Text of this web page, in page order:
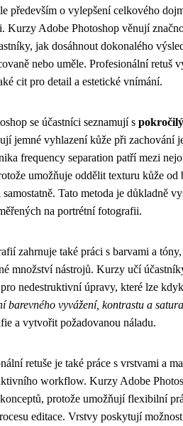
především o vylepšení celkového
Kurzy Adobe Photoshop věnují
jak dosáhnout dokonalého
nebo uměle. Profesionální retuš
cit pro detail a estetické vnímání.
se účastníci seznamují s
jemné vyhlazení kůže při zachování
frequency separation patří mezi
umožňuje oddělit texturu kůže od
Tato metoda je důkladně
na portrétní fotografii.
zahrnuje také práci s barvami a
množství nástrojů. Kurzy učí
nedestruktivní úpravy, které lze
barevného vyvážení, kontrastu a
a vytvořit požadovanou náladu.
retuše je také práce s vrstvami a
workflow. Kurzy Adobe
protože umožňují flexibilní
editace. Vrstvy poskytují